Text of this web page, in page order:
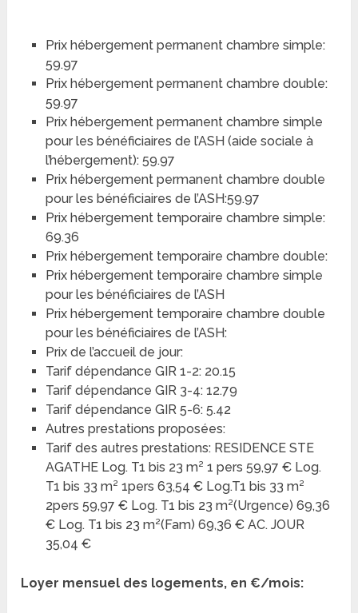
Prix hébergement permanent chambre simple:
59.97
Prix hébergement permanent chambre double:
59.97
Prix hébergement permanent chambre simple
pour les bénéficiaires de l’ASH (aide sociale à
l’hébergement): 59.97
Prix hébergement permanent chambre double
pour les bénéficiaires de l’ASH:59.97
Prix hébergement temporaire chambre simple:
69.36
Prix hébergement temporaire chambre double:
Prix hébergement temporaire chambre simple
pour les bénéficiaires de l’ASH
Prix hébergement temporaire chambre double
pour les bénéficiaires de l’ASH:
Prix de l’accueil de jour:
Tarif dépendance GIR 1-2: 20.15
Tarif dépendance GIR 3-4: 12.79
Tarif dépendance GIR 5-6: 5.42
Autres prestations proposées:
Tarif des autres prestations: RESIDENCE STE
AGATHE Log. T1 bis 23 m² 1 pers 59,97 € Log.
T1 bis 33 m² 1pers 63,54 € Log.T1 bis 33 m²
2pers 59,97 € Log. T1 bis 23 m²(Urgence) 69,36
€ Log. T1 bis 23 m²(Fam) 69,36 € AC. JOUR
35,04 €
Loyer mensuel des logements, en €/mois: